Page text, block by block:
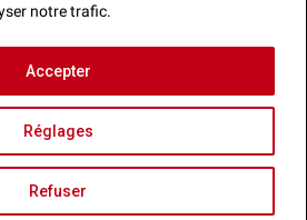
notre trafic.
Réglages
Refuser
Accepter
Menu
Actes administratifs
des cookies.
pour vous garantir la meilleure
offrir des fonctionnalités relatives
analyser notre trafic.
Réglages